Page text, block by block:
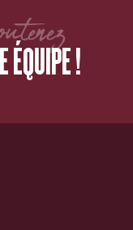
ÉQUIPE !